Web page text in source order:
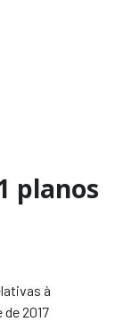
planos
à
2017